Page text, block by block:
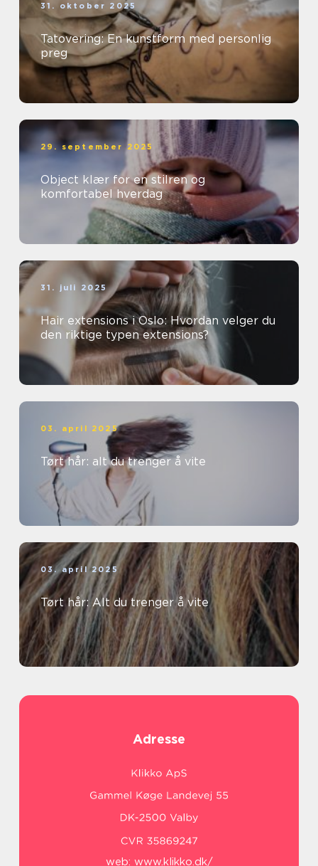
31. oktober 2025
Tatovering: En kunstform med personlig
preg
29. september 2025
Object klær for en stilren og
komfortabel hverdag
31. juli 2025
Hair extensions i Oslo: Hvordan velger du
den riktige typen extensions?
03. april 2025
Tørt hår: alt du trenger å vite
03. april 2025
Tørt hår: Alt du trenger å vite
Adresse
web: www.klikko.dk/